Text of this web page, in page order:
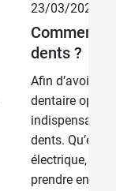
23/03/2026
Comment
dents ?
Afin d’avoir
dentaire
indispensable
dents. Qu’elle
électrique, il y
prendre en